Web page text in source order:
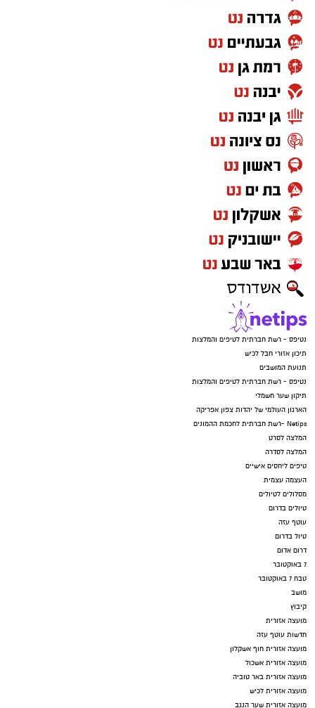
נטיפס - רשת חברתית לטיפים והמלצות
תיכון אזורי חבל לכיש
תנועת המושבים
נטיפס - רשת חברתית לטיפים והמלצות
תיקון שער חשמלי
הארגון העולמי של יהדות צפון אפריקה
Netips -רשת חברתית לחכמת ההמונים
המלצה לסרט
המלצה לסדרה
טיפים ליחסים אישיים
העצמה עצמית
מסלולים לטיולים
טיולים בדרום
עוטף עזה
טיול בדרום
דרום אדום
7 באוקטובר
טבח 7 באוקטובר
מושב
קיבוץ
מועצה אזורית
חדשות עוטף עזה
מועצה אזורית חוף אשקלון
מועצה אזורית אשכול
מועצה אזורית באר טוביה
מועצה אזורית לכיש
מועצה אזורית שער הנגב